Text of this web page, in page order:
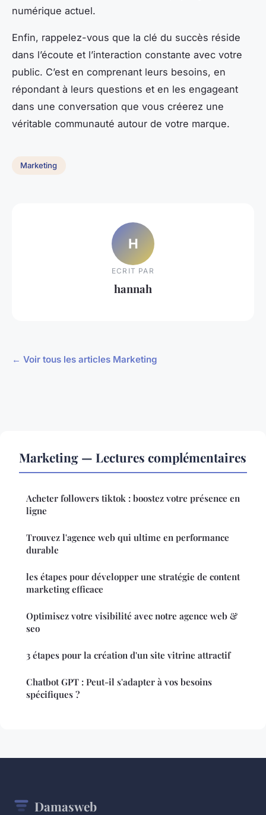
numérique actuel.
Enfin, rappelez-vous que la clé du succès réside
dans l’écoute et l’interaction constante avec votre
public. C’est en comprenant leurs besoins, en
répondant à leurs questions et en les engageant
dans une conversation que vous créerez une
véritable communauté autour de votre marque.
Marketing
H
ECRIT PAR
hannah
← Voir tous les articles Marketing
Marketing — Lectures complémentaires
Acheter followers tiktok : boostez votre présence en
ligne
Trouvez l'agence web qui ultime en performance
durable
les étapes pour développer une stratégie de content
marketing efficace
Optimisez votre visibilité avec notre agence web &
seo
3 étapes pour la création d'un site vitrine attractif
Chatbot GPT : Peut-il s'adapter à vos besoins
spécifiques ?
Damasweb